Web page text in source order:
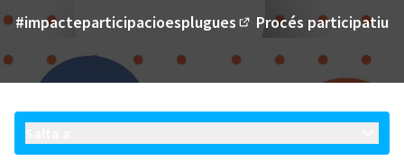
#impacteparticipacioesplugues
(Enllaç extern)
Procés participatiu